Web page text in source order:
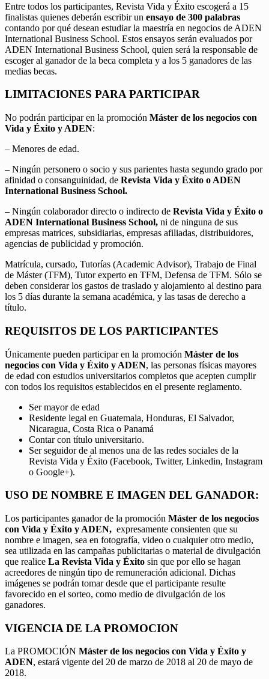
Entre todos los participantes, Revista Vida y Éxito escogerá a 15
finalistas quienes deberán escribir un ensayo de 300 palabras
contando por qué desean estudiar la maestría en negocios de ADEN
International Business School. Estos ensayos serán evaluados por
ADEN International Business School, quien será la responsable de
escoger al ganador de la beca completa y a los 5 ganadores de las
medias becas.
LIMITACIONES PARA PARTICIPAR
No podrán participar en la promoción Máster de los negocios con
Vida y Éxito y ADEN:
– Menores de edad.
– Ningún personero o socio y sus parientes hasta segundo grado por
afinidad o consanguinidad, de Revista Vida y Éxito o ADEN
International Business School.
– Ningún colaborador directo o indirecto de Revista Vida y Éxito o
ADEN International Business School, ni de ninguna de sus
empresas matrices, subsidiarias, empresas afiliadas, distribuidores,
agencias de publicidad y promoción.
Matrícula, cursado, Tutorías (Academic Advisor), Trabajo de Final
de Máster (TFM), Tutor experto en TFM, Defensa de TFM. Sólo se
deben considerar los gastos de traslado y alojamiento al destino para
los 5 días durante la semana académica, y las tasas de derecho a
título.
REQUISITOS DE LOS PARTICIPANTES
Únicamente pueden participar en la promoción Máster de los
negocios con Vida y Éxito y ADEN, las personas físicas mayores
de edad con estudios universitarios completos que acepten cumplir
con todos los requisitos establecidos en el presente reglamento.
Ser mayor de edad
Residente legal en Guatemala, Honduras, El Salvador,
Nicaragua, Costa Rica o Panamá
Contar con título universitario.
Ser seguidor de al menos una de las redes sociales de la
Revista Vida y Éxito (Facebook, Twitter, Linkedin, Instagram
o Google+).
USO DE NOMBRE E IMAGEN DEL GANADOR:
Los participantes ganador de la promoción Máster de los negocios
con Vida y Éxito y ADEN, expresamente consienten que su
nombre e imagen, sea en fotografía, video o cualquier otro medio,
sea utilizada en las campañas publicitarias o material de divulgación
que realice La Revista Vida y Éxito sin que por ello se hagan
acreedores de ningún tipo de remuneración adicional. Dichas
imágenes se podrán tomar desde que el participante resulte
favorecido en el sorteo, como medio de divulgación de los
ganadores.
VIGENCIA DE LA PROMOCION
La PROMOCIÓN Máster de los negocios con Vida y Éxito y
ADEN, estará vigente del 20 de marzo de 2018 al 20 de mayo de
2018.